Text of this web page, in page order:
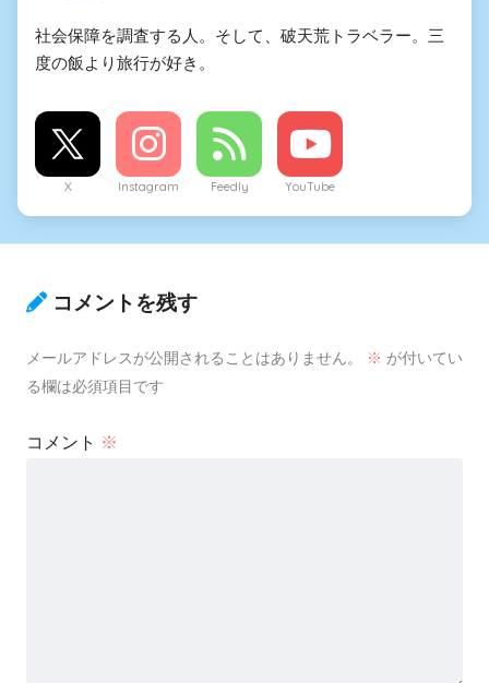
社会保障を調査する人。そして、破天荒トラベラー。三
度の飯より旅行が好き。
X Instagram Feedly YouTube
コメントを残す
メールアドレスが公開されることはありません。 ※ が付いてい
る欄は必須項目です
コメント ※